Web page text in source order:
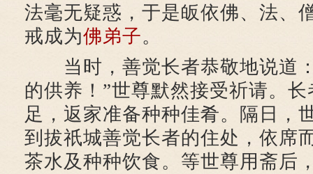
法毫无疑惑，于是皈依佛、法、
戒成为佛弟子。
当时，善觉长者恭敬地说道
的供养！”世尊默然接受祈请。
足，返家准备种种佳肴。隔日，
到拔祇城善觉长者的住处，依席
茶水及种种饮食。等世尊用斋后